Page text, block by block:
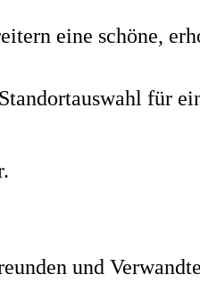
eine schöne,
für
und